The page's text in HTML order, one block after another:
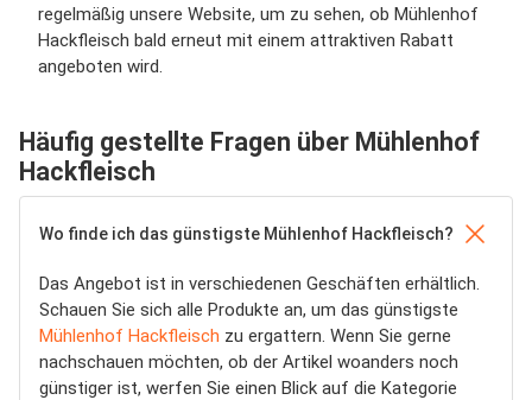
regelmäßig unsere Website, um zu sehen, ob Mühlenhof
Hackfleisch bald erneut mit einem attraktiven Rabatt
angeboten wird.
Häufig gestellte Fragen über Mühlenhof
Hackfleisch
Wo finde ich das günstigste Mühlenhof Hackfleisch?
Das Angebot ist in verschiedenen Geschäften erhältlich.
Schauen Sie sich alle Produkte an, um das günstigste
Mühlenhof Hackfleisch zu ergattern. Wenn Sie gerne
nachschauen möchten, ob der Artikel woanders noch
günstiger ist, werfen Sie einen Blick auf die Kategorie